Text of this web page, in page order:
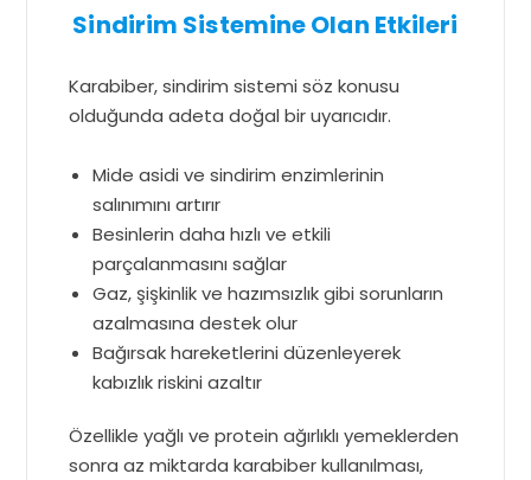
Sindirim Sistemine Olan Etkileri
Karabiber, sindirim sistemi söz konusu
olduğunda adeta doğal bir uyarıcıdır.
Mide asidi ve sindirim enzimlerinin
salınımını artırır
Besinlerin daha hızlı ve etkili
parçalanmasını sağlar
Gaz, şişkinlik ve hazımsızlık gibi sorunların
azalmasına destek olur
Bağırsak hareketlerini düzenleyerek
kabızlık riskini azaltır
Özellikle yağlı ve protein ağırlıklı yemeklerden
sonra az miktarda karabiber kullanılması,